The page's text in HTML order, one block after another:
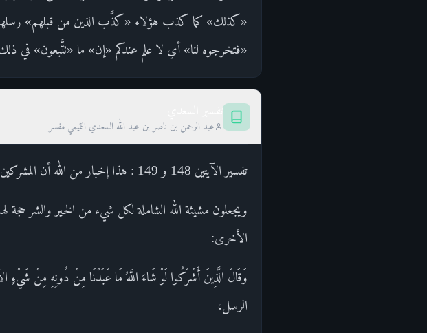
«كذلك» كما كذب هؤلاء «كذَّب الذين من قبلهم» رسلهم
«فتخرجوه لنا» أي لا علم عندكم «إن» ما «تتَّبعون» في
عبد الرحمن بن ناصر بن عبد الله السعدي التميمي مفسر
تفسير الآيتين 148 و 149 : هذا إخبار من الله أن المشركين سيحتجون على شركهم وتحريمهم ما أحل الله، بالقضاء والقدر،
ويجعلون مشيئة الله الشاملة لكل شيء من الخير والشر حجة
الأخرى:
وَقَالَ الَّذِينَ أَشْرَكُوا لَوْ شَاءَ اللَّهُ مَا عَبَدْنَا مِنْ دُونِهِ مِنْ شَيْءٍ
الرسل،